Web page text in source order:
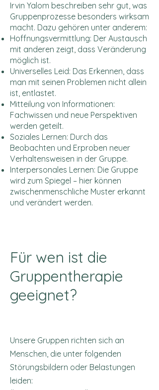
Irvin Yalom beschreiben sehr gut, was
Gruppenprozesse besonders wirksam
macht. Dazu gehören unter anderem:
Hoffnungsvermittlung: Der Austausch
mit anderen zeigt, dass Veränderung
möglich ist.
Universelles Leid: Das Erkennen, dass
man mit seinen Problemen nicht allein
ist, entlastet.
Mitteilung von Informationen:
Fachwissen und neue Perspektiven
werden geteilt.
Soziales Lernen: Durch das
Beobachten und Erproben neuer
Verhaltensweisen in der Gruppe.
Interpersonales Lernen: Die Gruppe
wird zum Spiegel – hier können
zwischenmenschliche Muster erkannt
und verändert werden.
Für wen ist die
Gruppentherapie
geeignet?
Unsere Gruppen richten sich an
Menschen, die unter folgenden
Störungsbildern oder Belastungen
leiden: